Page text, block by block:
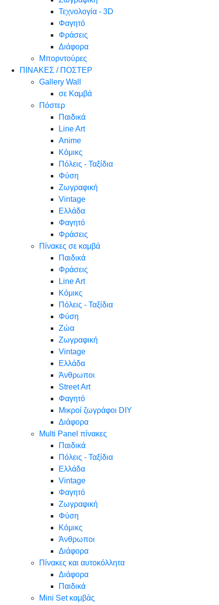
Τεχνολογία - 3D
Φαγητό
Φράσεις
Διάφορα
Μπορντούρες
ΠΙΝΑΚΕΣ / ΠΟΣΤΕΡ
Gallery Wall
σε Καμβά
Πόστερ
Παιδικά
Line Art
Anime
Κόμικς
Πόλεις - Ταξίδια
Φύση
Ζωγραφική
Vintage
Ελλάδα
Φαγητό
Φράσεις
Πίνακες σε καμβά
Παιδικά
Φράσεις
Line Art
Κόμικς
Πόλεις - Ταξίδια
Φύση
Ζώα
Ζωγραφική
Vintage
Ελλάδα
Άνθρωποι
Street Art
Φαγητό
Μικροί ζωγράφοι DIY
Διάφορα
Multi Panel πίνακες
Παιδικά
Πόλεις - Ταξίδια
Ελλάδα
Vintage
Φαγητό
Ζωγραφική
Φύση
Κόμικς
Άνθρωποι
Διάφορα
Πίνακες και αυτοκόλλητα
Διάφορα
Παιδικά
Mini Set καμβάς